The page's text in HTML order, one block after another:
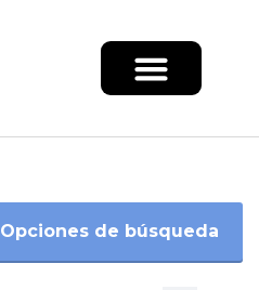
Opciones de búsqueda